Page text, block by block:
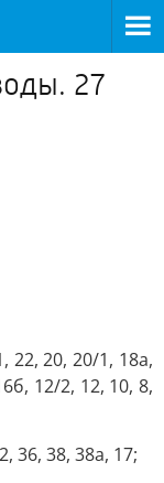
27
22, 20, 20/1, 18а,
12/2, 12, 10, 8,
36, 38, 38а, 17;